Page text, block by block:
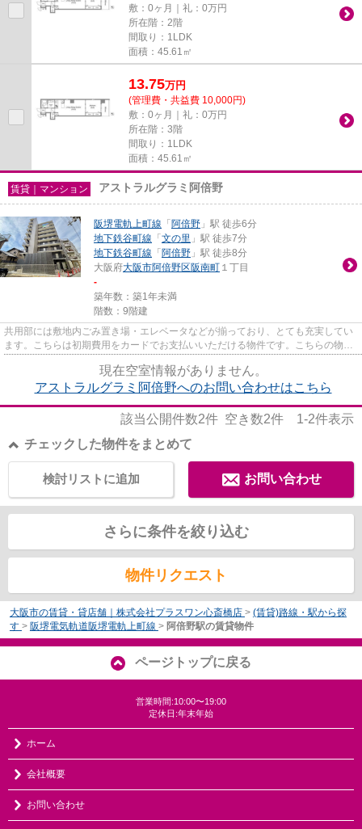
敷：0ヶ月｜礼：0万円
所在階：2階
間取り：1LDK
面積：45.61㎡
13.75万円
(管理費・共益費 10,000円)
敷：0ヶ月｜礼：0万円
所在階：3階
間取り：1LDK
面積：45.61㎡
賃貸｜マンション アストラルグラミ阿倍野
阪堺電軌上町線 「 阿倍野 」駅 徒歩6分
地下鉄谷町線 「 文の里 」駅 徒歩7分
地下鉄谷町線 「 阿倍野 」駅 徒歩8分
大阪府大阪市阿倍野区阪南町 １丁目
-
築年数：築1年未満
階数：9階建
共用部には敷地内ごみ置き場・エレベータなどが揃っており、とても充実してい
ます。こちらは初期費用をカードでお支払いいただける物件です。こちらの物件
現在空室情報がありません。
アストラルグラミ阿倍野へのお問い合わせはこちら
該当公開件数2件 空き数2件 1-2件表示
チェックした物件をまとめて
お問い合わせ
検討リストに追加
さらに条件を絞り込む
物件リクエスト
大阪市の賃貸・貸店舗｜株式会社プラスワン心斎橋店 > (賃貸)路線・駅から探
す > 阪堺電気軌道阪堺電軌上町線 > 阿倍野駅の賃貸物件
ページトップに戻る
営業時間:10:00〜19:00
定休日:年末年始
ホーム
会社概要
お問い合わせ